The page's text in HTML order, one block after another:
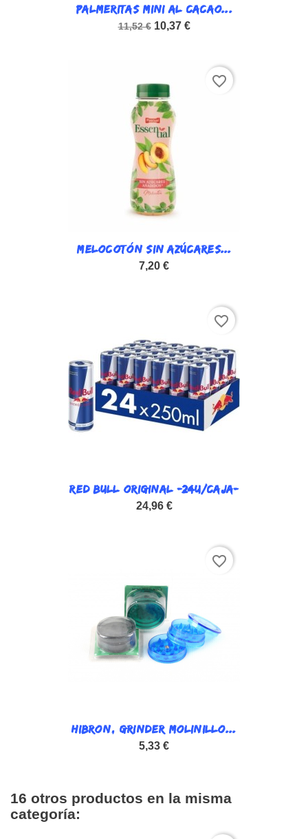
PALMERITAS MINI AL CACAO...
11,52 € 10,37 €
MELOCOTÓN SIN AZÚCARES...
7,20 €
favorite_border
RED BULL ORIGINAL -24U/CAJA-
24,96 €
favorite_border
HIBRON, GRINDER MOLINILLO...
5,33 €
favorite_border
16 otros productos en la misma
categoría: